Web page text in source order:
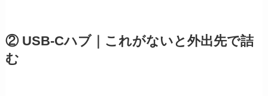
② USB-Cハブ｜これがないと外出先で詰
む